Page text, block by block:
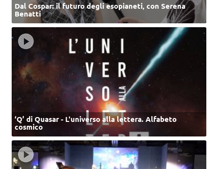
Dal Cospar: il futuro degli esopianeti, con Serena
Benatti
‘Q’ di Quasar - L'universo alla lettera. Alfabeto
cosmico